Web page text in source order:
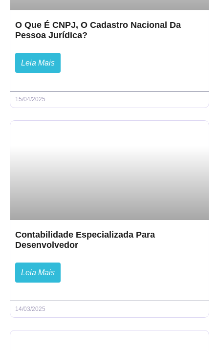
O Que É CNPJ, O Cadastro Nacional Da
Pessoa Jurídica?
Leia Mais
15/04/2025
Contabilidade Especializada Para
Desenvolvedor
Leia Mais
14/03/2025